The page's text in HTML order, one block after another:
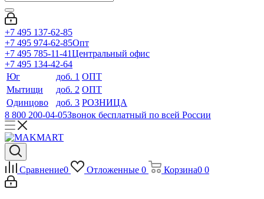
+7 495 137-62-85
+7 495 974-62-85Опт
+7 495 785-11-41Центральный офис
+7 495 134-42-64
Юг
доб. 1 ОПТ
Мытищи
доб. 2 ОПТ
Одинцово
доб. 3 РОЗНИЦА
8 800 200-04-05Звонок бесплатный по всей России
Сравнение0 Отложенные 0 Корзина0 0